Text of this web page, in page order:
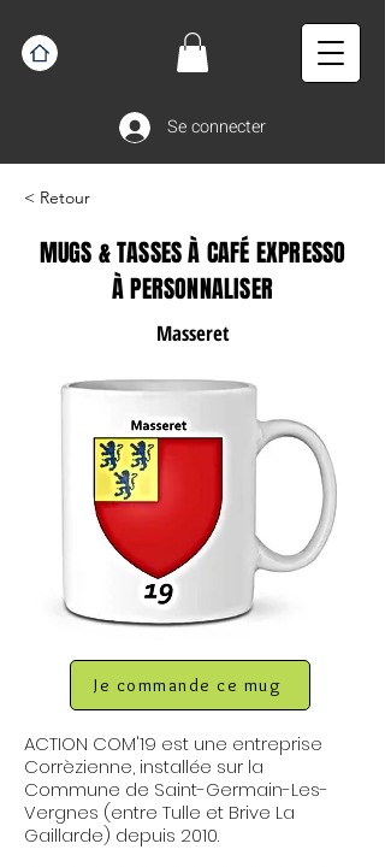
Se connecter
< Retour
MUGS & TASSES À CAFÉ EXPRESSO
À PERSONNALISER
Masseret
Je commande ce mug
ACTION COM'19 est une entreprise
Corrèzienne, installée sur la
Commune de Saint-Germain-Les-
Vergnes (entre Tulle et Brive La
Gaillarde) depuis 2010.